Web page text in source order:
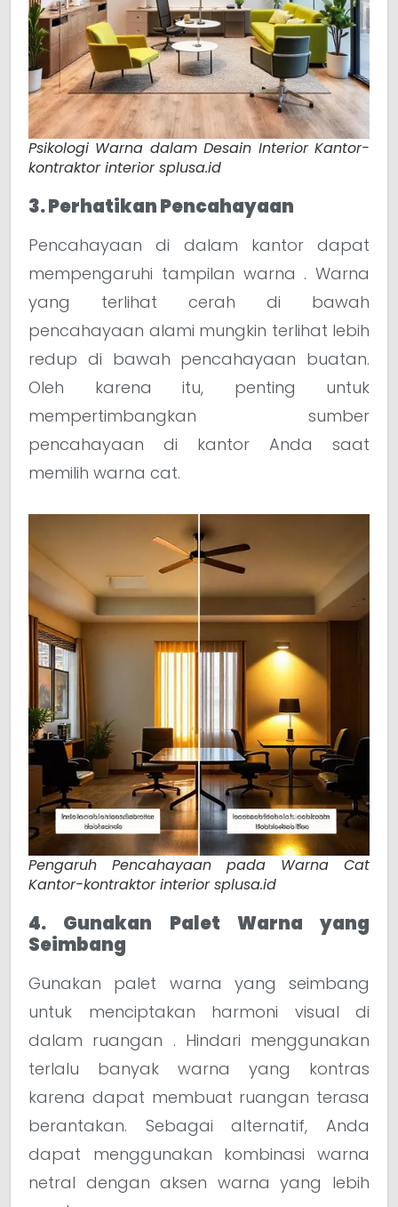
Psikologi Warna dalam Desain Interior Kantor-
kontraktor interior splusa.id
3. Perhatikan Pencahayaan
Pencahayaan di dalam kantor dapat
mempengaruhi tampilan warna . Warna
yang terlihat cerah di bawah
pencahayaan alami mungkin terlihat lebih
redup di bawah pencahayaan buatan.
Oleh karena itu, penting untuk
mempertimbangkan sumber
pencahayaan di kantor Anda saat
memilih warna cat.
Pengaruh Pencahayaan pada Warna Cat
Kantor-kontraktor interior splusa.id
4. Gunakan Palet Warna yang
Seimbang
Gunakan palet warna yang seimbang
untuk menciptakan harmoni visual di
dalam ruangan . Hindari menggunakan
terlalu banyak warna yang kontras
karena dapat membuat ruangan terasa
berantakan. Sebagai alternatif, Anda
dapat menggunakan kombinasi warna
netral dengan aksen warna yang lebih